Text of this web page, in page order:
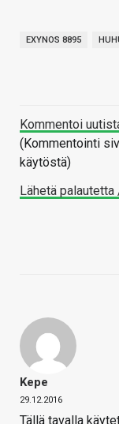
EXYNOS 8895
Kommentoi
(Kommentointi
käytöstä)
Lähetä
Kepe
29.12.2016
Tällä tavalla